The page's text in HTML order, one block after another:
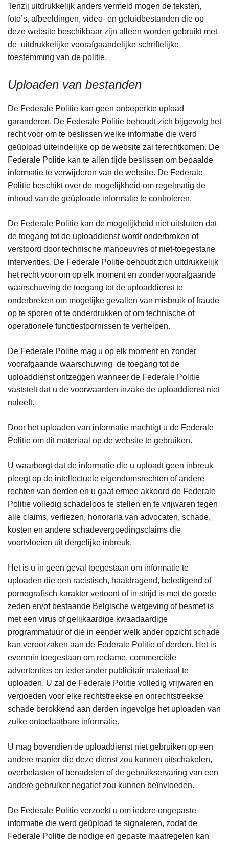
Tenzij uitdrukkelijk anders vermeld mogen de teksten,
foto’s, afbeeldingen, video- en geluidbestanden die op
deze website beschikbaar zijn alleen worden gebruikt met
de uitdrukkelijke voorafgaandelijke schriftelijke
toestemming van de politie.
Uploaden van bestanden
De Federale Politie kan geen onbeperkte upload
garanderen. De Federale Politie behoudt zich bijgevolg het
recht voor om te beslissen welke informatie die werd
geüpload uiteindelijke op de website zal terechtkomen. De
Federale Politie kan te allen tijde beslissen om bepaalde
informatie te verwijderen van de website. De Federale
Politie beschikt over de mogelijkheid om regelmatig de
inhoud van de geüploade informatie te controleren.
De Federale Politie kan de mogelijkheid niet uitsluiten dat
de toegang tot de uploaddienst wordt onderbroken of
verstoord door technische manoeuvres of niet-toegestane
interventies. De Federale Politie behoudt zich uitdrukkelijk
het recht voor om op elk moment en zonder voorafgaande
waarschuwing de toegang tot de uploaddienst te
onderbreken om mogelijke gevallen van misbruik of fraude
op te sporen of te onderdrukken of om technische of
operationele functiestoornissen te verhelpen.
De Federale Politie mag u op elk moment en zonder
voorafgaande waarschuwing de toegang tot de
uploaddienst ontzeggen wanneer de Federale Politie
vaststelt dat u de voorwaarden inzake de uploaddienst niet
naleeft.
Door het uploaden van informatie machtigt u de Federale
Politie om dit materiaal op de website te gebruiken.
U waarborgt dat de informatie die u uploadt geen inbreuk
pleegt op de intellectuele eigendomsrechten of andere
rechten van derden en u gaat ermee akkoord de Federale
Politie volledig schadeloos te stellen en te vrijwaren tegen
alle claims, verliezen, honoraria van advocaten, schade,
kosten en andere schadevergoedingsclaims die
voortvloeien uit dergelijke inbreuk.
Het is u in geen geval toegestaan om informatie te
uploaden die een racistisch, haatdragend, beledigend of
pornografisch karakter vertoont of in strijd is met de goede
zeden en/of bestaande Belgische wetgeving of besmet is
met een virus of gelijkaardige kwaadaardige
programmatuur of die in eender welk ander opzicht schade
kan veroorzaken aan de Federale Politie of derden. Het is
evenmin toegestaan om reclame, commerciële
advertenties en ieder ander publicitair materiaal te
uploaden. U zal de Federale Politie volledig vrijwaren en
vergoeden voor elke rechtstreekse en onrechtstreekse
schade berokkend aan derden ingevolge het uploaden van
zulke ontoelaatbare informatie.
U mag bovendien de uploaddienst niet gebruiken op een
andere manier die deze dienst zou kunnen uitschakelen,
overbelasten of benadelen of de gebruikservaring van een
andere gebruiker negatief zou kunnen beïnvloeden.
De Federale Politie verzoekt u om iedere ongepaste
informatie die werd geüpload te signaleren, zodat de
Federale Politie de nodige en gepaste maatregelen kan